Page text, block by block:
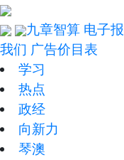
九章智算 电子报
我们 广告价目表
学习
热点
政经
向新力
琴澳